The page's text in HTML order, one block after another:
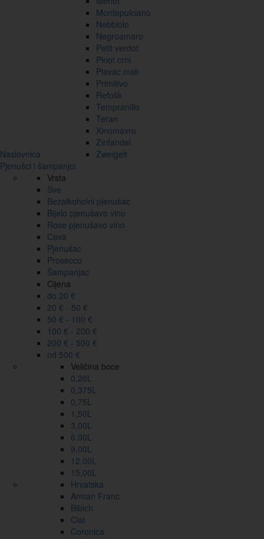
Naslovnica
Montepulciano
Nebbiolo
Negroamaro
Petit verdot
Pinot crni
Plavac mali
Primitivo
Refošk
Tempranillo
Teran
Xinomavro
Zinfandel
Zweigelt
Pjenušci i šampanjci
Vrsta
Sve
Bezalkoholni pjenušac
Bijelo pjenušavo vino
Rose pjenušavo vino
Cava
Pjenušac
Prosecco
Šampanjac
Cijena
do 20 €
20 € - 50 €
50 € - 100 €
100 € - 200 €
200 € - 500 €
od 500 €
Veličina boce
0,20L
0,375L
0,75L
1,50L
3,00L
6,00L
9,00L
12,00L
15,00L
Hrvatska
Arman Franc
Bibich
Clai
Coronica